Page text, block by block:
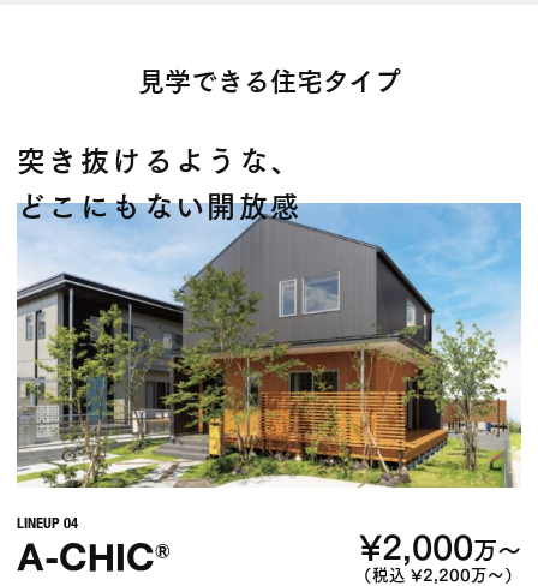
見学できる住宅タイプ
突き抜けるような、
どこにもない開放感
LINEUP 04
A-CHIC® ¥2,000万〜
（税込 ¥2,200万〜）